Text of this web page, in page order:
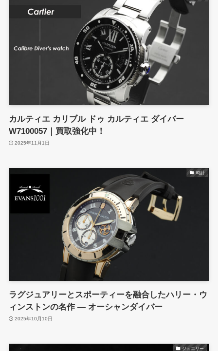
カルティエ カリブル ドゥ カルティエ ダイバー
W7100057｜買取強化中！
2025年11月1日
時計
ラグジュアリーとスポーティーを融合したハリー・ウ
ィンストンの名作 ― オーシャンダイバー
2025年10月10日
ジュエリー